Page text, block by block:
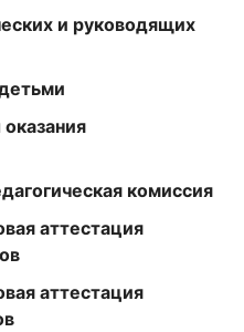
и руководящих
комиссия
аттестация
аттестация